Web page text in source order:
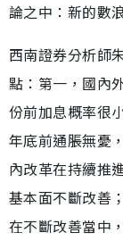
論之中：新的數
西南證券分析師
點：第一，國內
份前加息概率很
年底前通脹無憂
內改革在持續推
基本面不斷改善
在不斷改善當中